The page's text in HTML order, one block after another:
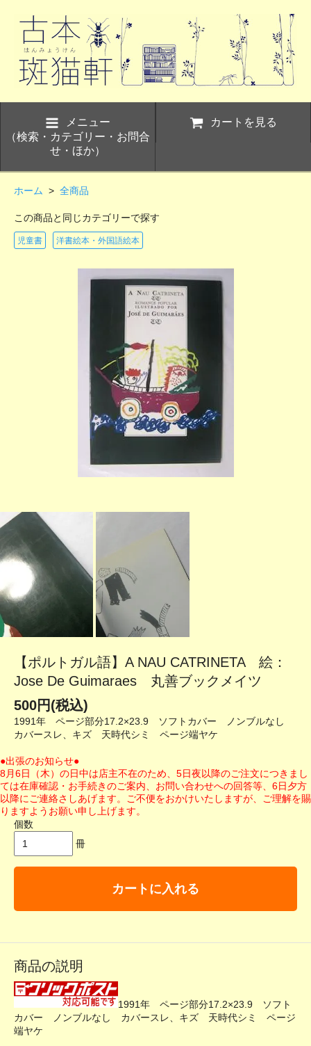
メニュー
（検索・カテゴリー・お問合
せ・ほか）
カートを見る
ホーム > 全商品
この商品と同じカテゴリーで探す
児童書 洋書絵本・外国語絵本
【ポルトガル語】A NAU CATRINETA 絵：
Jose De Guimaraes 丸善ブックメイツ
500円(税込)
1991年 ページ部分17.2×23.9 ソフトカバー ノンブルなし
カバースレ、キズ 天時代シミ ページ端ヤケ
●出張のお知らせ●
8月6日（木）の日中は店主不在のため、5日夜以降のご注文につきまし
ては在庫確認・お手続きのご案内、お問い合わせへの回答等、6日夕方
以降にご連絡さしあげます。ご不便をおかけいたしますが、ご理解を賜
りますようお願い申し上げます。
個数
冊
カートに入れる
商品の説明
1991年 ページ部分17.2×23.9 ソフト
カバー ノンブルなし カバースレ、キズ 天時代シミ ページ
端ヤケ